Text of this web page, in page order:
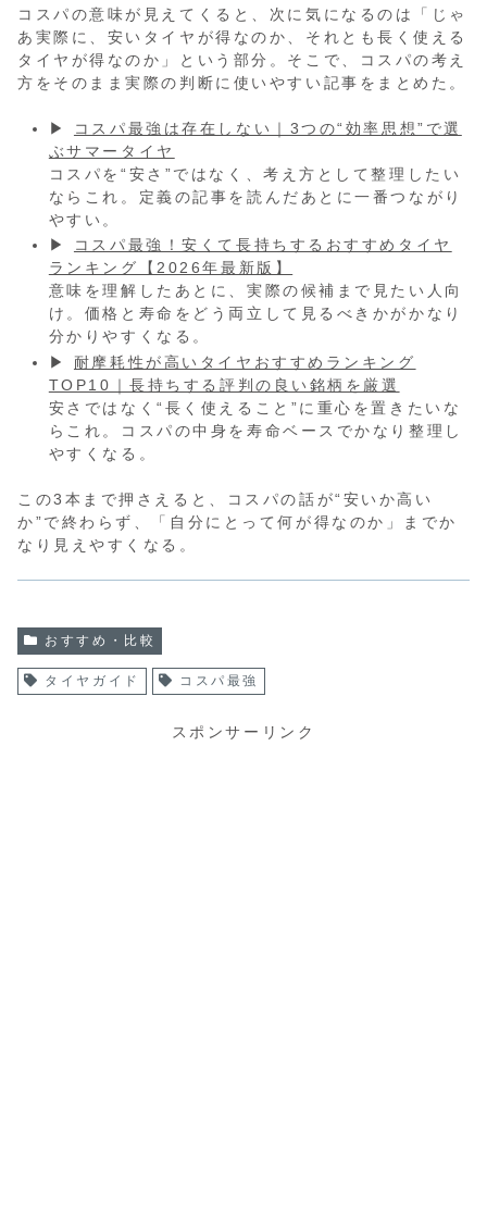
コスパの意味が見えてくると、次に気になるのは「じゃ
あ実際に、安いタイヤが得なのか、それとも長く使える
タイヤが得なのか」という部分。そこで、コスパの考え
方をそのまま実際の判断に使いやすい記事をまとめた。
▶
コスパ最強は存在しない｜3つの“効率思想”で選
ぶサマータイヤ
コスパを“安さ”ではなく、考え方として整理したい
ならこれ。定義の記事を読んだあとに一番つながり
やすい。
▶
コスパ最強！安くて長持ちするおすすめタイヤ
ランキング【2026年最新版】
意味を理解したあとに、実際の候補まで見たい人向
け。価格と寿命をどう両立して見るべきかがかなり
分かりやすくなる。
▶ 耐摩耗性が高いタイヤおすすめランキング
TOP10｜長持ちする評判の良い銘柄を厳選
安さではなく“長く使えること”に重心を置きたいな
らこれ。コスパの中身を寿命ベースでかなり整理し
やすくなる。
この3本まで押さえると、コスパの話が“安いか高い
か”で終わらず、「自分にとって何が得なのか」までか
なり見えやすくなる。
おすすめ・比較
タイヤガイド コスパ最強
スポンサーリンク